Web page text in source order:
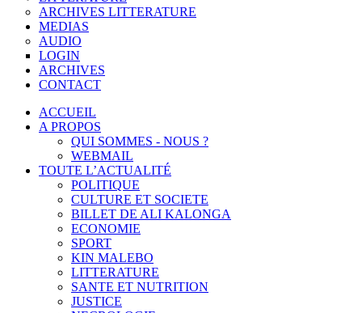
ARCHIVES LITTERATURE
MEDIAS
AUDIO
LOGIN
ARCHIVES
CONTACT
ACCUEIL
A PROPOS
QUI SOMMES - NOUS ?
WEBMAIL
TOUTE L’ACTUALITÉ
POLITIQUE
CULTURE ET SOCIETE
BILLET DE ALI KALONGA
ECONOMIE
SPORT
KIN MALEBO
LITTERATURE
SANTE ET NUTRITION
JUSTICE